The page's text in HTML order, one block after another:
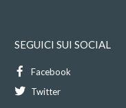
SEGUICI SUI SOCIAL
Facebook
Twitter